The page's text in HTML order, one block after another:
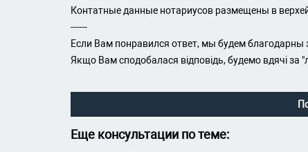
Контатные данные нотариусов размещены в
------
Если Вам понравился ответ, мы будем благодарны
Якщо Вам сподобалася відповідь, будемо вдячі за
Еще консультации по теме: